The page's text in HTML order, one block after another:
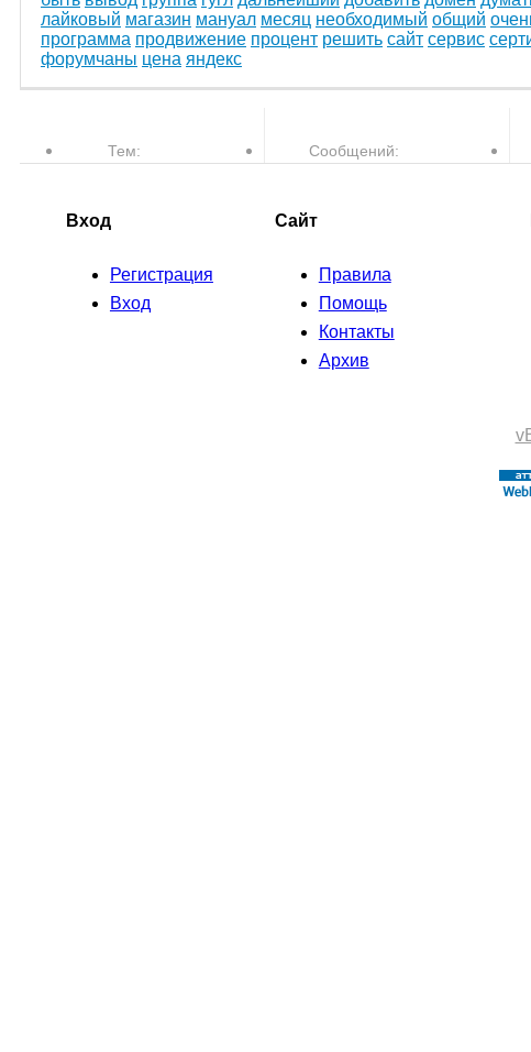
лайковый магазин мануал месяц необходимый общий
программа продвижение процент решить сайт сервис
форумчаны цена яндекс
Тем: Сообщений:
Вход
Регистрация
Вход
Сайт
Правила
Помощь
Контакты
Архив